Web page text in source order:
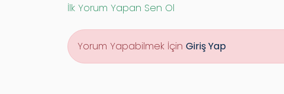
İlk Yorum Yapan Sen Ol
Yorum Yapabilmek İçin Giriş Yap